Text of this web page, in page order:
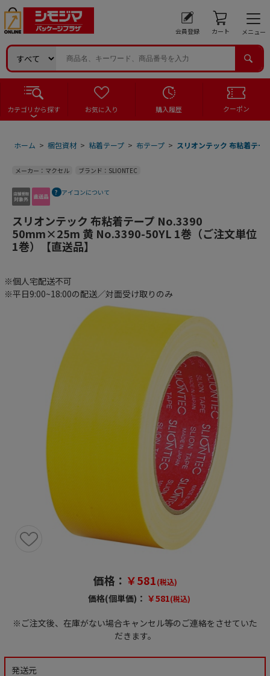
会員登録 カート メニュー
カテゴリから探す お気に入り 購入履歴 クーポン
ホーム > 梱包資材 > 粘着テープ > 布テープ > スリオンテック 布粘着テ
メーカー：マクセル ブランド：SLIONTEC
アイコンについて
スリオンテック 布粘着テープ No.3390
50mm×25m 黄 No.3390-50YL 1巻（ご注文単位
1巻）【直送品】
※個人宅配送不可
※平日9:00~18:00の配送／対面受け取りのみ
価格： ￥581(税込)
価格(個単価)： ￥581(税込)
※ご注文後、在庫がない場合キャンセル等のご連絡をさせていた
だきます。
発送元